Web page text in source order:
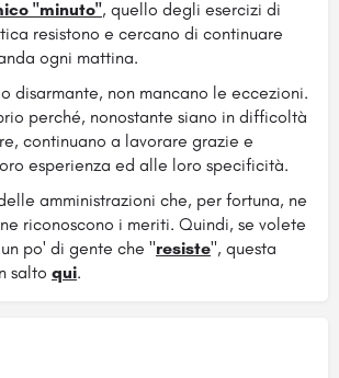
"minuto", quello degli esercizi di
resistono e cercano di continuare
ogni mattina.
disarmante, non mancano le eccezioni.
perché, nonostante siano in difficoltà
continuano a lavorare grazie e
esperienza ed alle loro specificità.
amministrazioni che, per fortuna, ne
riconoscono i meriti. Quindi, se volete
po' di gente che "resiste", questa
salto qui.